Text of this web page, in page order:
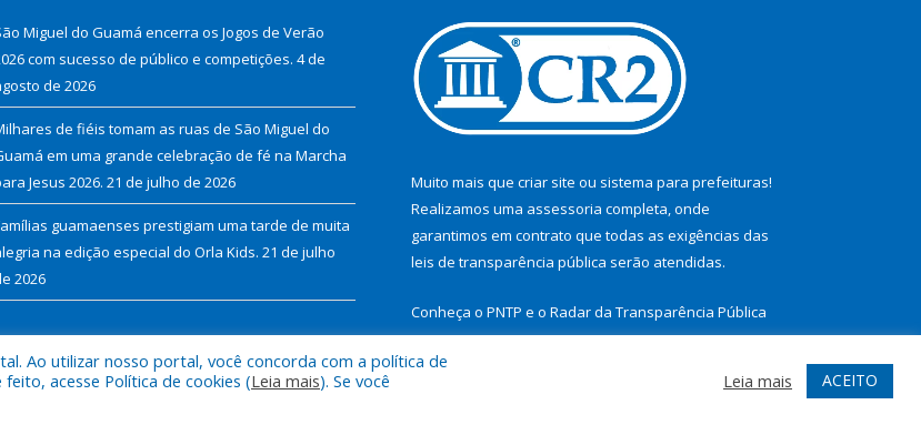
Miguel do Guamá encerra os Jogos de Verão
com sucesso de público e competições. 4 de
de 2026
de fiéis tomam as ruas de São Miguel do
em uma grande celebração de fé na Marcha
Jesus 2026. 21 de julho de 2026
guamaenses prestigiam uma tarde de muita
na edição especial do Orla Kids. 21 de julho
2026
Muito mais que criar site ou sistema para prefeituras!
Realizamos uma assessoria completa, onde
garantimos em contrato que todas as exigências das
leis de transparência pública serão atendidas.
Conheça o PNTP e o Radar da Transparência Pública
Ao utilizar nosso portal, você concorda com a política de
acesse Política de cookies (Leia mais). Se você
Leia mais ACEITO